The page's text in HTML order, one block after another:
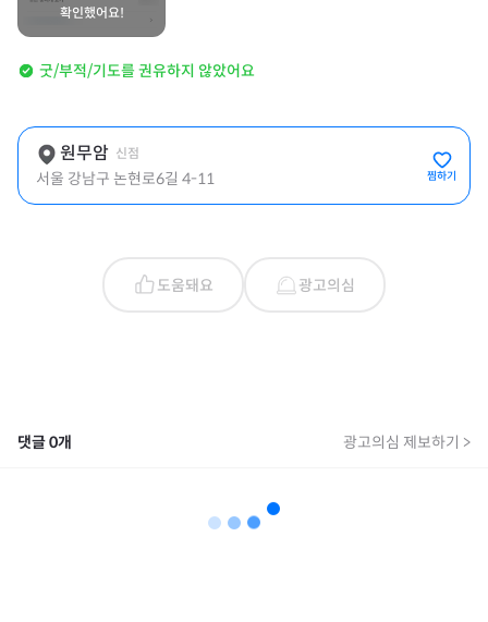
확인했어요!
굿/부적/기도를 권유하지 않았어요
원무암 신점
서울 강남구 논현로6길 4-11 찜하기
도움돼요 광고의심
댓글0개 광고의심 제보하기 >